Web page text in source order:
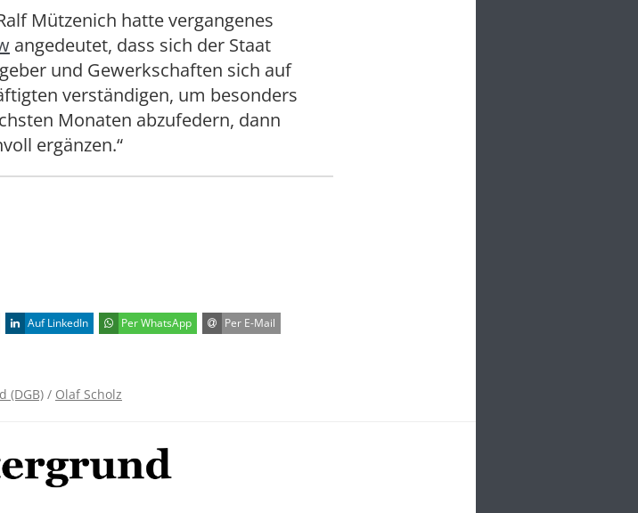
Mützenich hatte vergangenes
angedeutet, dass sich der Staat
und Gewerkschaften sich auf
verständigen, um besonders
Monaten abzufedern, dann
ergänzen.“
Auf LinkedIn Per WhatsApp Per E-Mail
(DGB) / Olaf Scholz